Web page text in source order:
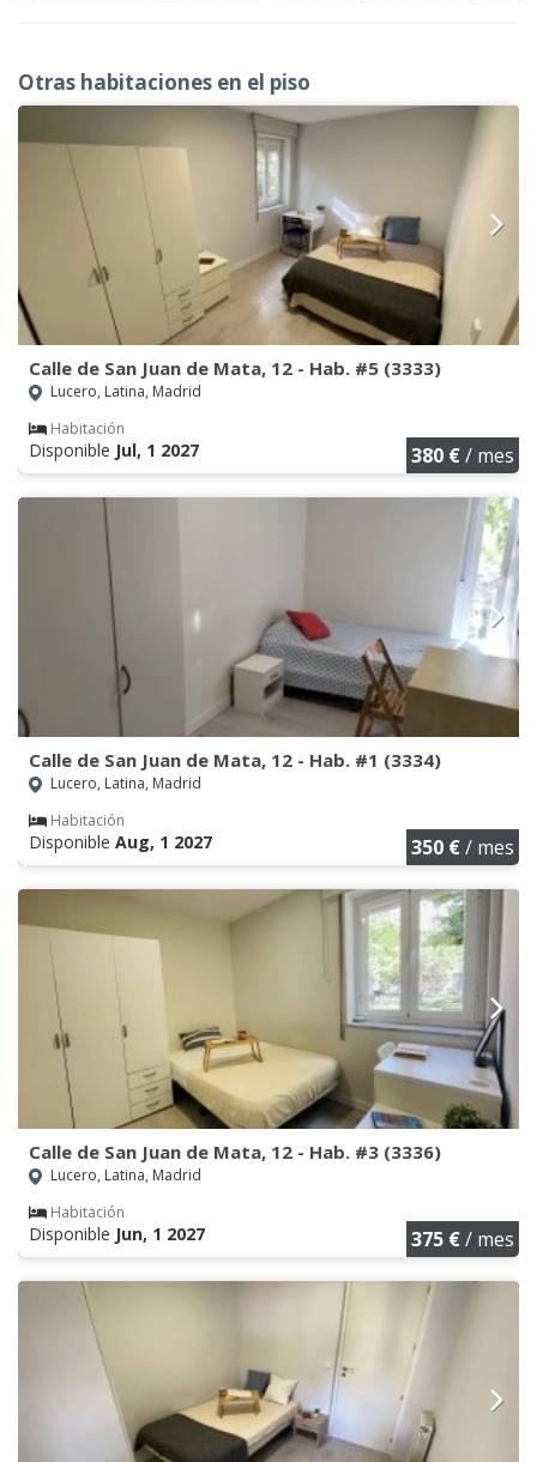
Otras habitaciones en el piso
Calle de San Juan de Mata, 12 - Hab. #5 (3333)
Lucero, Latina, Madrid
Habitación
Disponible Jul, 1 2027 380 €/ mes
Calle de San Juan de Mata, 12 - Hab. #1 (3334)
Lucero, Latina, Madrid
Habitación
Disponible Aug, 1 2027 350 €/ mes
Calle de San Juan de Mata, 12 - Hab. #3 (3336)
Lucero, Latina, Madrid
Habitación
Disponible Jun, 1 2027 375 €/ mes